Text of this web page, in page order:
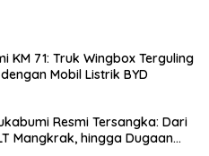
KM 71: Truk Wingbox Terguling
Mobil Listrik BYD
Resmi Tersangka: Dari
Mangkrak, hingga Dugaan